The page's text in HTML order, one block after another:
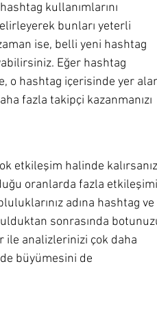
kullanımlarını
bunları yeterli
ise, belli yeni hashtag
Eğer hashtag
o hashtag içerisinde yer
fazla takipçi kazanmanızı
etkileşim halinde
oranlarda fazla etkileşimi
adına hashtag ve
sonrasında
ile analizlerinizi çok daha
büyümesini de